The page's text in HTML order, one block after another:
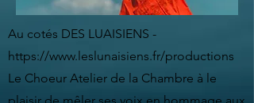
Au cotés DES LUAISIENS -
https://www.leslunaisiens.fr/productions
Le Choeur Atelier de la Chambre à le